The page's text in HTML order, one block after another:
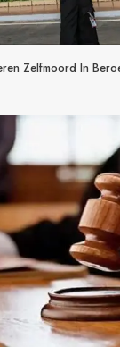
Zelfmoord In